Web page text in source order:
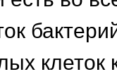
клеток